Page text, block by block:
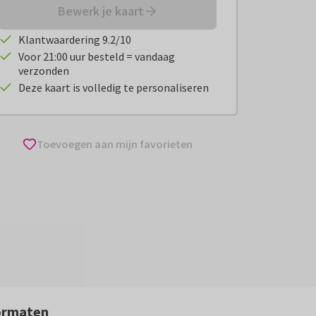
Bewerk je kaart
Klantwaardering 9.2/10
Voor 21:00 uur besteld = vandaag
verzonden
Deze kaart is volledig te personaliseren
Toevoegen aan mijn favorieten